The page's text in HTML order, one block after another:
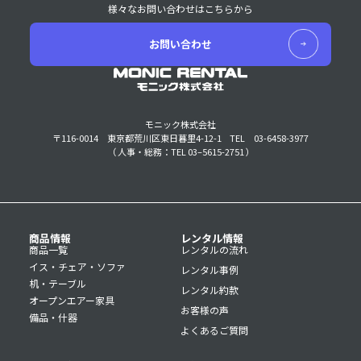
モニック株式会社
〒116-0014 東京都荒川区東日暮里4-12-1
TEL 03-6458-3977
（ 人事・総務：TEL 03–5615-2751 ）
様々なお問い合わせはこちらから
お問い合わせ
商品情報
商品一覧
イス・チェア・ソファ
机・テーブル
オープンエアー家具
備品・什器
レンタル情報
レンタルの流れ
レンタル事例
レンタル約款
お客様の声
よくあるご質問